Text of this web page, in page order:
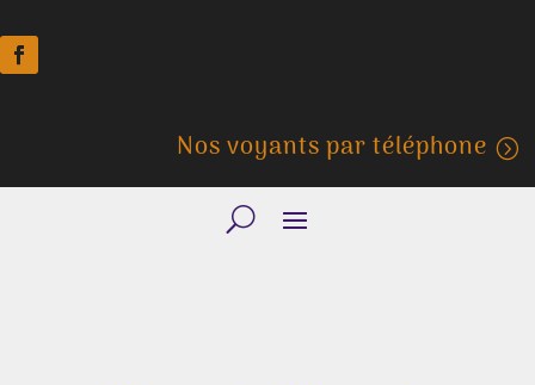
Nos voyants par téléphone